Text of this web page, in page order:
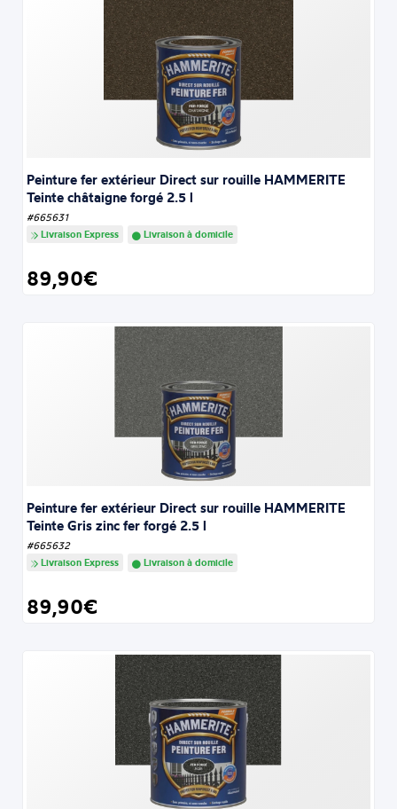
Peinture fer extérieur Direct sur rouille HAMMERITE
Teinte châtaigne forgé 2.5 l
#665631
Livraison Express
Livraison à domicile
89,90€
Peinture fer extérieur Direct sur rouille HAMMERITE
Teinte Gris zinc fer forgé 2.5 l
#665632
Livraison Express
Livraison à domicile
89,90€